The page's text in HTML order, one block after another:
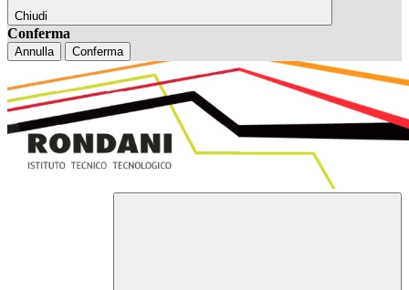
Chiudi
Conferma
Annulla Conferma